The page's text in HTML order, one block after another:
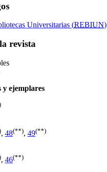
Universitarias (REBIUN)
revista
y ejemplares
, 48(**), 49(**)
, 46(**)